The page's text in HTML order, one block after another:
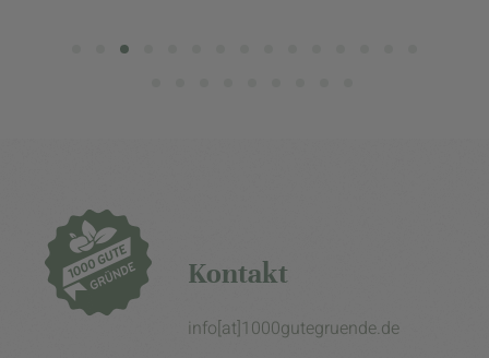
Kontakt
info[at]1000gutegruende.de